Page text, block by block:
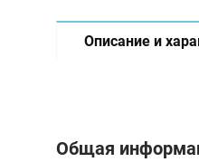
Описание и
Общая